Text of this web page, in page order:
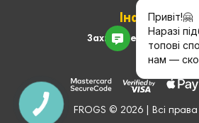
Інформація
Захист персональних
FROGS © 2026 | Всі